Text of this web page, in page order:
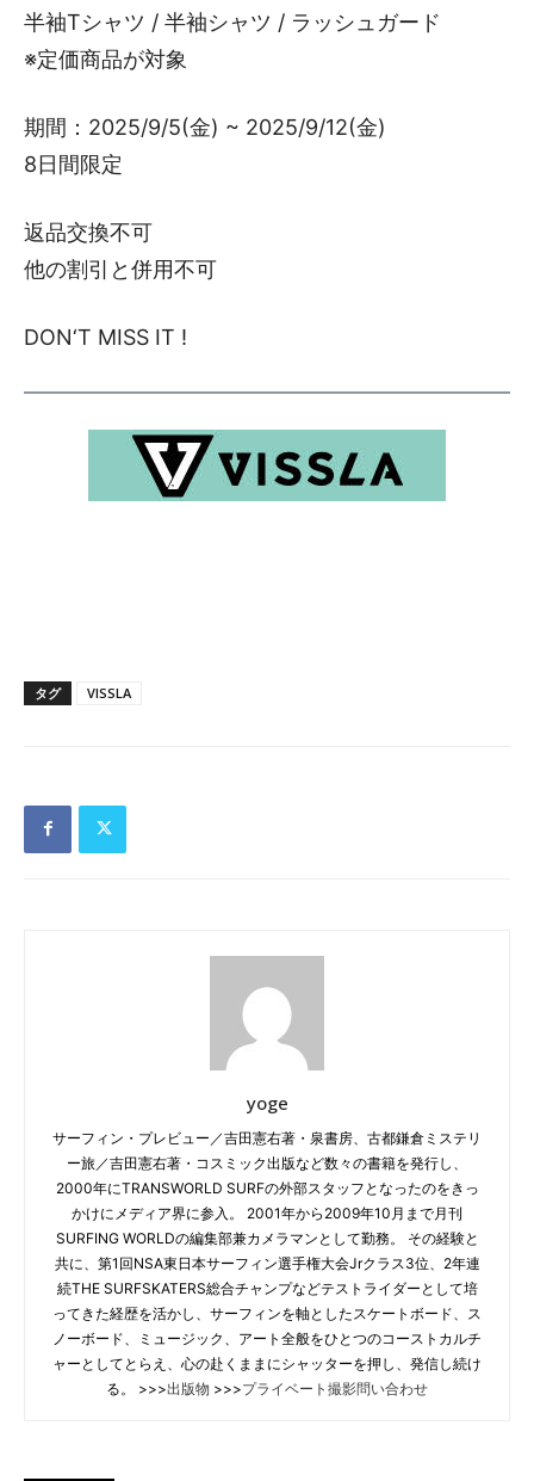
半袖Tシャツ / 半袖シャツ / ラッシュガード
※定価商品が対象
期間：2025/9/5(金) ~ 2025/9/12(金)
8日間限定
返品交換不可
他の割引と併用不可
DON‘T MISS IT !
タグ VISSLA
yoge
サーフィン・プレビュー／吉田憲右著・泉書房、古都鎌倉ミステリ
ー旅／吉田憲右著・コスミック出版など数々の書籍を発行し、
2000年にTRANSWORLD SURFの外部スタッフとなったのをきっ
かけにメディア界に参入。 2001年から2009年10月まで月刊
SURFING WORLDの編集部兼カメラマンとして勤務。 その経験と
共に、第1回NSA東日本サーフィン選手権大会Jrクラス3位、2年連
続THE SURFSKATERS総合チャンプなどテストライダーとして培
ってきた経歴を活かし、サーフィンを軸としたスケートボード、ス
ノーボード、ミュージック、アート全般をひとつのコーストカルチ
ャーとしてとらえ、心の赴くままにシャッターを押し、発信し続け
る。 >>>出版物 >>>プライベート撮影問い合わせ